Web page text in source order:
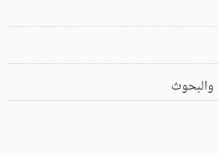
والبحوث